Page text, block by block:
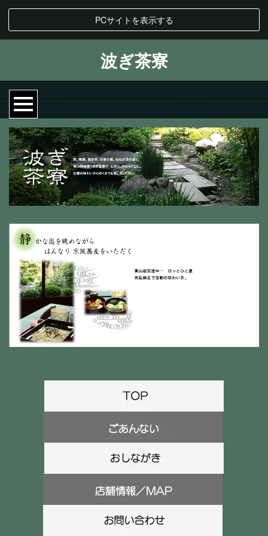
PCサイトを表示する
波ぎ茶寮